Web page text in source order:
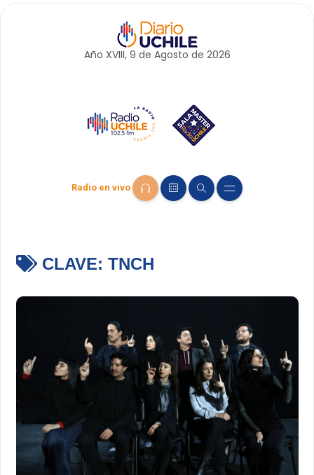
Año XVIII, 9 de Agosto de 2026
Radio en vivo
CLAVE: TNCH